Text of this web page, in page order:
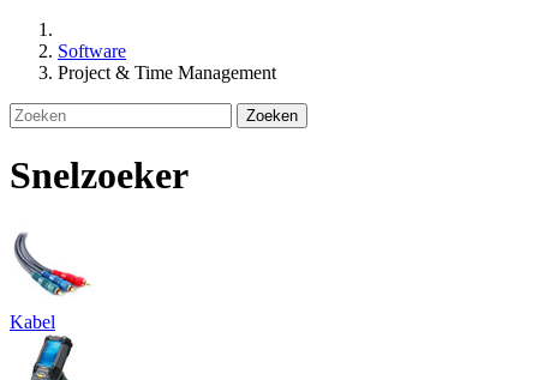
Software
Project & Time Management
Zoeken
Snelzoeker
Kabel